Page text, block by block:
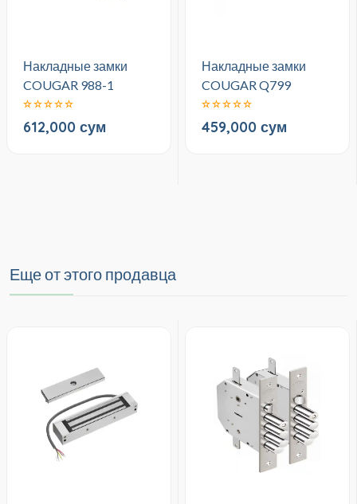
Накладные замки
COUGAR 988-1
612,000 сум
Накладные замки
COUGAR Q799
459,000 сум
Еще от этого продавца